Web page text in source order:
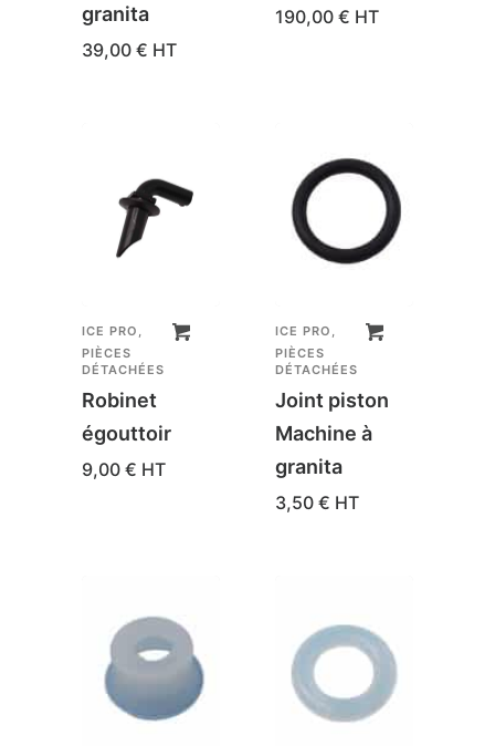
granita
39,00 € HT
190,00 € HT
ICE PRO ,
PIÈCES
DÉTACHÉES
Robinet
égouttoir
9,00 € HT
ICE PRO ,
PIÈCES
DÉTACHÉES
Joint piston
Machine à
granita
3,50 € HT